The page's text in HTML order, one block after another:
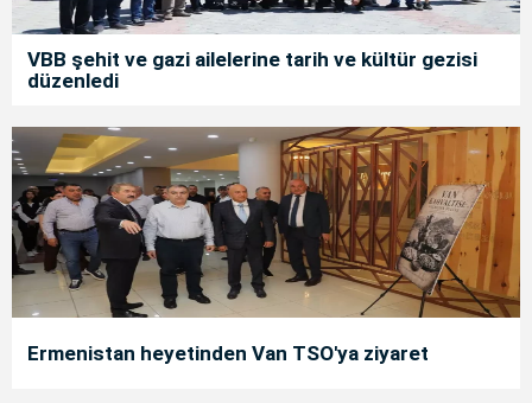
VBB şehit ve gazi ailelerine tarih ve kültür gezisi
düzenledi
Ermenistan heyetinden Van TSO'ya ziyaret